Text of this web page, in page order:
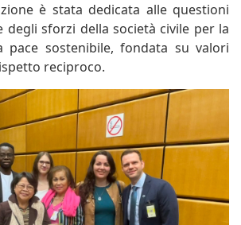
è stata dedicata alle questioni
degli sforzi della società civile per la
pace sostenibile, fondata su valori
reciproco.